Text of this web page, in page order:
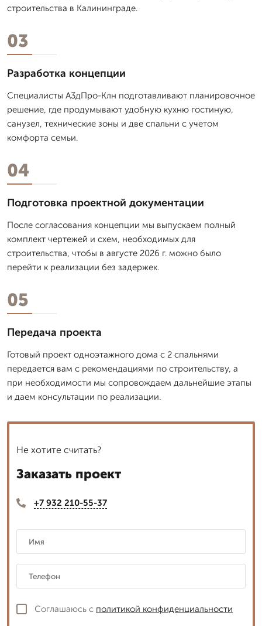
строительства в Калининграде.
03
Разработка концепции
Специалисты А3дПро-Клн подготавливают планировочное
решение, где продумывают удобную кухню гостиную,
санузел, технические зоны и две спальни с учетом
комфорта семьи.
04
Подготовка проектной документации
После согласования концепции мы выпускаем полный
комплект чертежей и схем, необходимых для
строительства, чтобы в августе 2026 г. можно было
перейти к реализации без задержек.
05
Передача проекта
Готовый проект одноэтажного дома с 2 спальнями
передается вам с рекомендациями по строительству, а
при необходимости мы сопровождаем дальнейшие этапы
и даем консультации по реализации.
Не хотите считать?
Заказать проект
+7 932 210-55-37
Соглашаюсь с политикой конфиденциальности